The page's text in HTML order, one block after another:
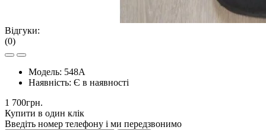
Відгуки:
(0)
Модель: 548А
Наявність: Є в наявності
1 700грн.
Купити в один клік
Введіть номер телефону і ми передзвонимо